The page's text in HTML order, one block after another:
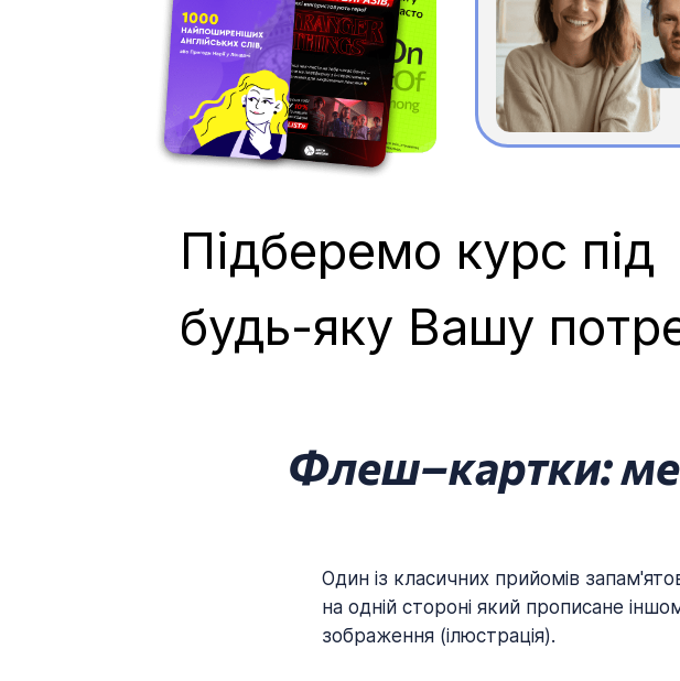
Підберемо курс під
будь-яку Вашу
Флеш–картки:
Один із класичних прийомів
на одній стороні який прописане
зображення (ілюстрація).